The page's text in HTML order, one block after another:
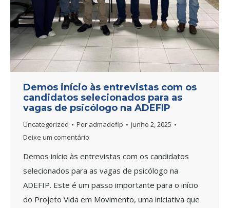
Demos início às entrevistas com os
candidatos selecionados para as
vagas de psicólogo na ADEFIP
Uncategorized Por admadefip
junho 2, 2025
Deixe um comentário
Demos início às entrevistas com os candidatos
selecionados para as vagas de psicólogo na
ADEFIP. Este é um passo importante para o início
do Projeto Vida em Movimento, uma iniciativa que